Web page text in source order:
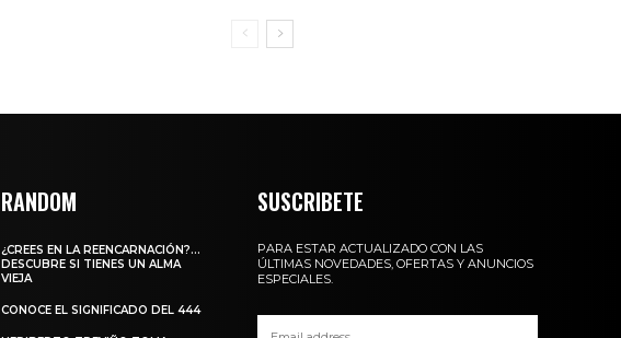
RANDOM
¿CREES EN LA REENCARNACIÓN?…
DESCUBRE SI TIENES UN ALMA
VIEJA
CONOCE EL SIGNIFICADO DEL 444
SUSCRIBETE
PARA ESTAR ACTUALIZADO CON LAS
ÚLTIMAS NOVEDADES, OFERTAS Y ANUNCIOS
ESPECIALES.